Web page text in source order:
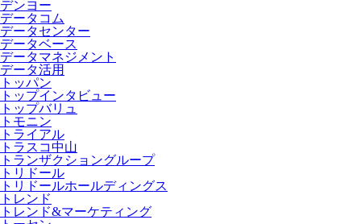
デンヨー
データコム
データセンター
データベース
データマネジメント
データ活用
トッパン
トップインタビュー
トップバリュ
トモニン
トライアル
トラスコ中山
トランザクショングループ
トリドール
トリドールホールディングス
トレンド
トレンド&マーケティング